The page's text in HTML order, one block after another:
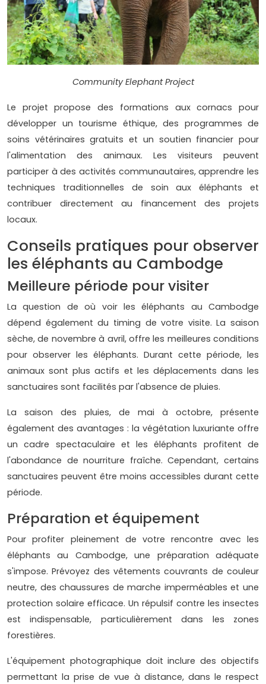
Community Elephant Project
Le projet propose des formations aux cornacs pour
développer un tourisme éthique, des programmes de
soins vétérinaires gratuits et un soutien financier pour
l'alimentation des animaux. Les visiteurs peuvent
participer à des activités communautaires, apprendre les
techniques traditionnelles de soin aux éléphants et
contribuer directement au financement des projets
locaux.
Conseils pratiques pour observer
les éléphants au Cambodge
Meilleure période pour visiter
La question de où voir les éléphants au Cambodge
dépend également du timing de votre visite. La saison
sèche, de novembre à avril, offre les meilleures conditions
pour observer les éléphants. Durant cette période, les
animaux sont plus actifs et les déplacements dans les
sanctuaires sont facilités par l'absence de pluies.
La saison des pluies, de mai à octobre, présente
également des avantages : la végétation luxuriante offre
un cadre spectaculaire et les éléphants profitent de
l'abondance de nourriture fraîche. Cependant, certains
sanctuaires peuvent être moins accessibles durant cette
période.
Préparation et équipement
Pour profiter pleinement de votre rencontre avec les
éléphants au Cambodge, une préparation adéquate
s'impose. Prévoyez des vêtements couvrants de couleur
neutre, des chaussures de marche imperméables et une
protection solaire efficace. Un répulsif contre les insectes
est indispensable, particulièrement dans les zones
forestières.
L'équipement photographique doit inclure des objectifs
permettant la prise de vue à distance, dans le respect